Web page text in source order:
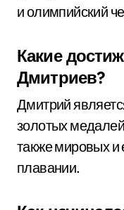
и олимпийский
Какие
Дмитриев?
Дмитрий
золотых
также мировых и
плавании.